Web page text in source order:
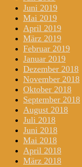
Juni 2019
Mai 2019
April 2019
März 2019
Februar 2019
Januar 2019
Dezember 2018
November 2018
Oktober 2018
September 2018
August 2018
Juli 2018
Juni 2018
Mai 2018
April 2018
März 2018